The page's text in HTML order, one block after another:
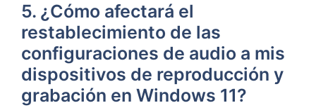
5. ¿Cómo afectará el
restablecimiento de las
configuraciones de audio a mis
dispositivos de reproducción y
grabación en Windows 11?